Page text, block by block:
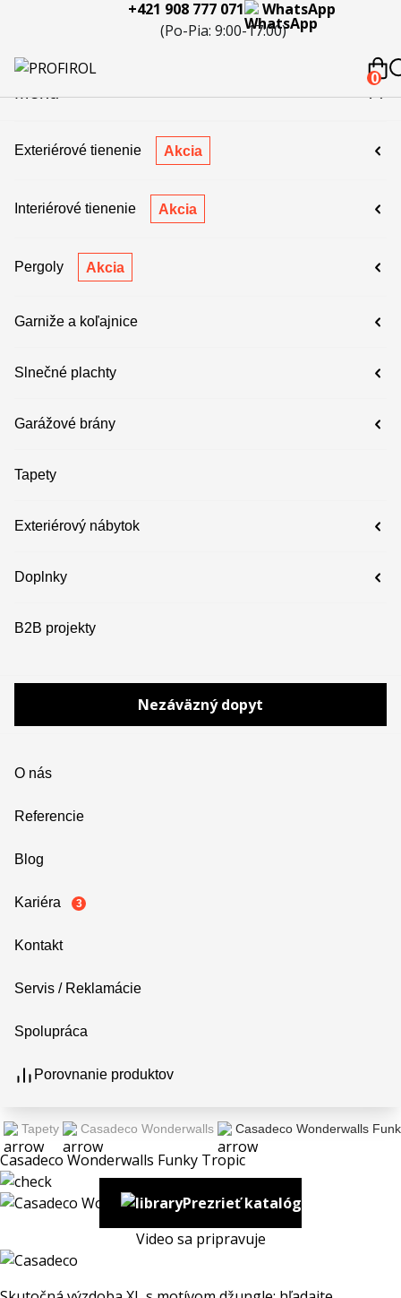
Servis a
reklamácie
KontaktyKariéraSpolupráca
777 071
+421 908 777 071
WhatsApp
(Po-Pia: 9:00-17:00)
0
Menu
Exteriérové tienenie Akcia
Interiérové tienenie Akcia
Pergoly Akcia
Garniže a koľajnice
Slnečné plachty
Garážové brány
Tapety
Exteriérový nábytok
Doplnky
B2B projekty
Nezáväzný dopyt
O nás
Referencie
Blog
Kariéra 3
Kontakt
Servis / Reklamácie
Spolupráca
Porovnanie produktov
Tapety Casadeco Wonderwalls Casadeco Wonderwalls
Casadeco Wonderwalls Funky Tropic
Prezrieť katalóg
Video sa pripravuje